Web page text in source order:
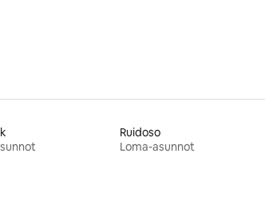
Ruidoso
Loma-asunnot